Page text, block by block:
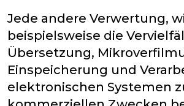
Jede andere Verwertung,
beispielsweise die
Übersetzung,
Einspeicherung und
elektronischen Systemen